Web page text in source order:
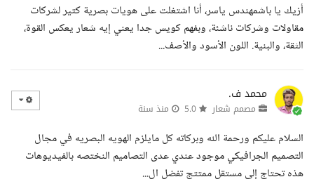
أزيك يا باشمهندس ياسر، أنا اشتغلت على هويات بصرية كتير لشركات
مقاولات وشركات ناشئة، وبفهم كويس جدا يعني إيه شعار يعكس القوة،
الثقة، والبنية. اللون الأسود والأصف...
محمد ف.
مصمم شعار منذ سنة
السلام عليكم ورحمة الله وبركاته كل مايلزم الهويه البصريه في مجال
التصميم الجرافيكي موجود عندي عدى التصاميم النختصه بالفيديوهات
هذه تحتاج إلى مستقل ممتتج تفضل ال...